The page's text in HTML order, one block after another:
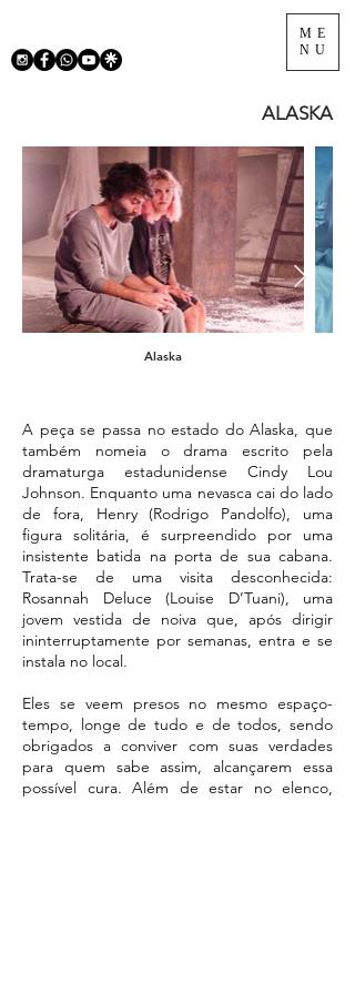
ME
NU
ALASKA
Alaska
A peça se passa no estado do Alaska, que
também nomeia o drama escrito pela
dramaturga estadunidense Cindy Lou
Johnson. Enquanto uma nevasca cai do lado
de fora, Henry (Rodrigo Pandolfo), uma
figura solitária, é surpreendido por uma
insistente batida na porta de sua cabana.
Trata-se de uma visita desconhecida:
Rosannah Deluce (Louise D’Tuani), uma
jovem vestida de noiva que, após dirigir
ininterruptamente por semanas, entra e se
instala no local.
Eles se veem presos no mesmo espaço-
tempo, longe de tudo e de todos, sendo
obrigados a conviver com suas verdades
para quem sabe assim, alcançarem essa
possível cura. Além de estar no elenco,